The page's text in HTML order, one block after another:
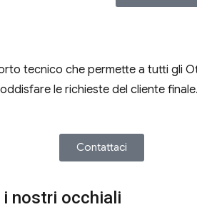
tecnico che permette a tutti gli
le richieste del cliente finale.
Contattaci
i nostri occhiali